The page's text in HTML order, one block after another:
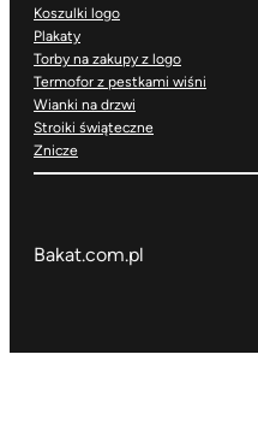
Koszulki logo
Plakaty
Torby na zakupy z logo
Termofor z pestkami wiśni
Wianki na drzwi
Stroiki świąteczne
Znicze
Bakat.com.pl